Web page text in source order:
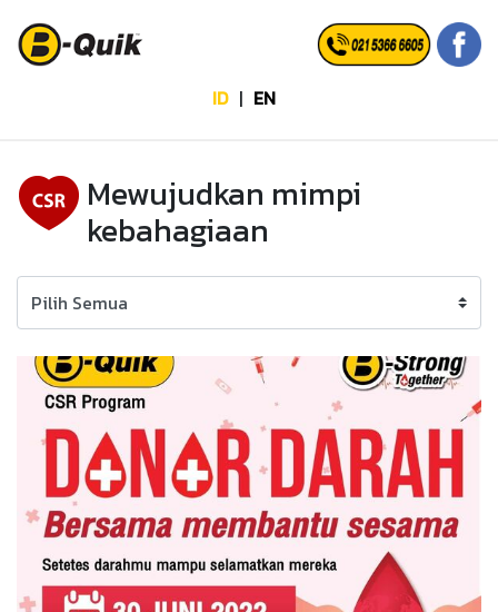
ID | EN
Mewujudkan mimpi
kebahagiaan